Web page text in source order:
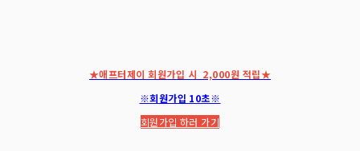
★애프터제이 회원가입 시 2,000원 적립★
※회원가입 10초※
회원가입 하러 가기